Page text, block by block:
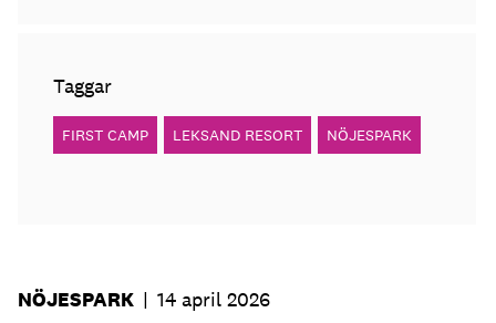
Taggar
FIRST CAMP LEKSAND RESORT NÖJESPARK
NÖJESPARK | 14 april 2026